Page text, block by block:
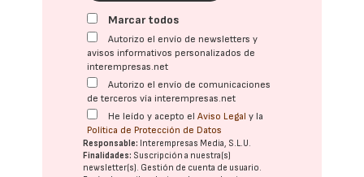
Marcar todos
Autorizo el envío de newsletters y
avisos informativos personalizados de
interempresas.net
Autorizo el envío de comunicaciones
de terceros vía interempresas.net
He leído y acepto elAviso Legal y la
Política de Protección de Datos
Responsable: Interempresas Media, S.L.U.
Finalidades: Suscripción a nuestra(s)
newsletter(s). Gestión de cuenta de usuario.